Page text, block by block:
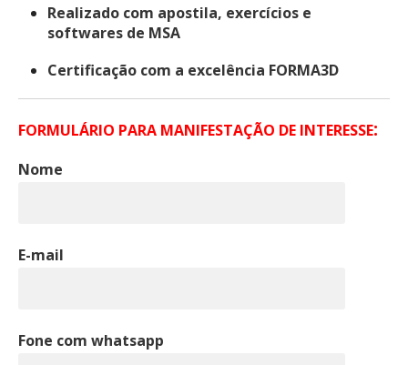
Realizado com apostila, exercícios e
softwares de MSA
Certificação com a excelência FORMA3D
FORMULÁRIO PARA MANIFESTAÇÃO DE INTERESSE:
Nome
E-mail
Fone com whatsapp